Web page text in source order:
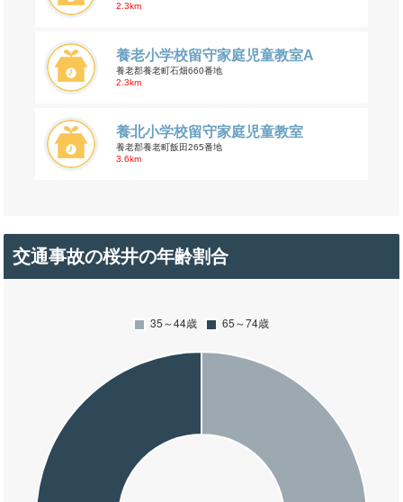
2.3km
養老小学校留守家庭児童教室A
養老郡養老町石畑660番地
2.3km
養北小学校留守家庭児童教室
養老郡養老町飯田265番地
3.6km
交通事故の桜井の年齢割合